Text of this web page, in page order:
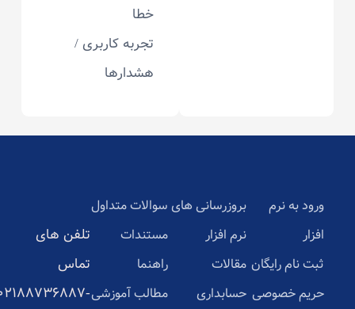
خطا
تجربه کاربری /
هشدارها
ورود به نرم
افزار
ثبت نام رایگان
حریم خصوصی
بروزرسانی های
نرم افزار
مقالات
حسابداری
سوالات متداول
مستندات
راهنما
مطالب آموزشی
تلفن های
تماس
02188736887-